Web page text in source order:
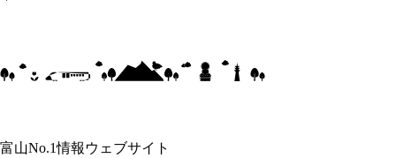
富山No.1情報ウェブサイト